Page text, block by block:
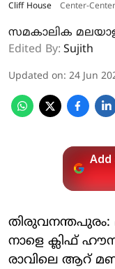
Cliff House Center-
സമകാലിക
Edited By: Sujith
Updated on: 24 Jun
Add
തിരുവനന്തപുരം:
നാളെ ക്ലിഫ്
രാവിലെ ആറ്